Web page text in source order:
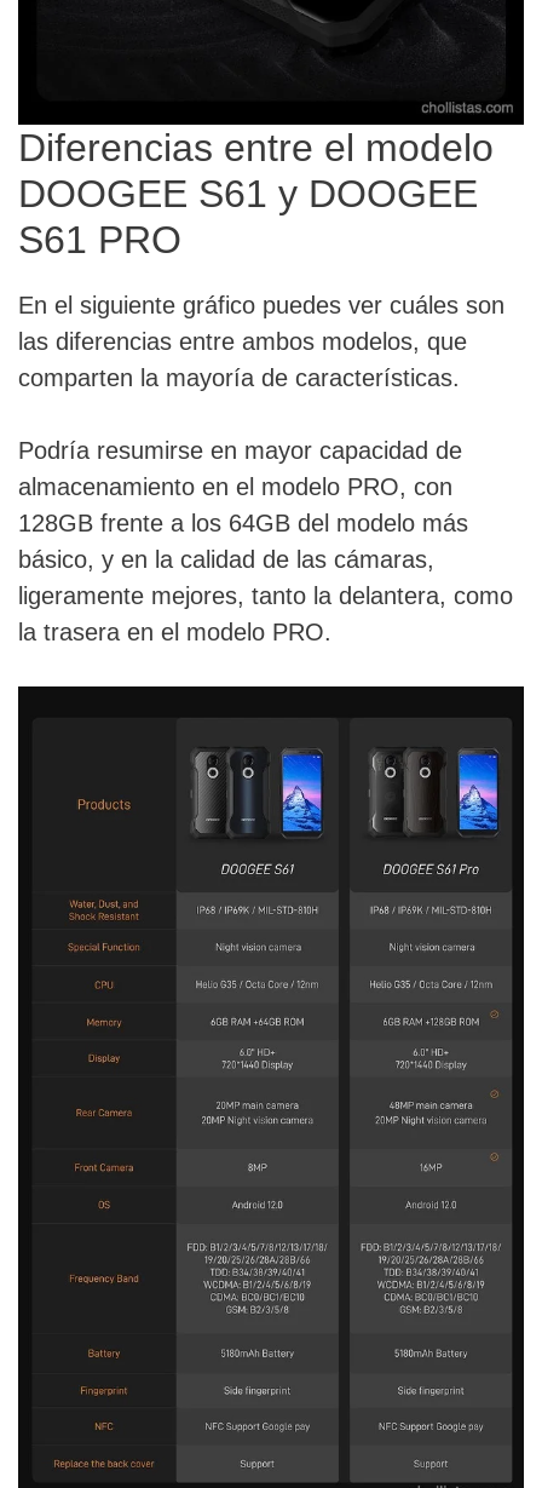
Diferencias entre el modelo
DOOGEE S61 y DOOGEE
S61 PRO
En el siguiente gráfico puedes ver cuáles son
las diferencias entre ambos modelos, que
comparten la mayoría de características.
Podría resumirse en mayor capacidad de
almacenamiento en el modelo PRO, con
128GB frente a los 64GB del modelo más
básico, y en la calidad de las cámaras,
ligeramente mejores, tanto la delantera, como
la trasera en el modelo PRO.